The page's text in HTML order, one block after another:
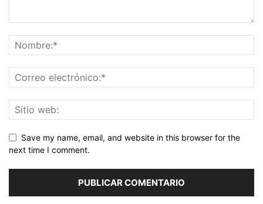
Save my name, email, and website in this browser for the
next time I comment.